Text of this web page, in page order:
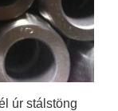
úr stálstöng